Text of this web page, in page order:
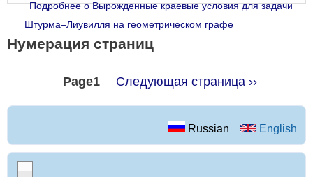
Подробнеео Вырожденные краевые условия для задачи
Штурма–Лиувилля на геометрическом графе
Нумерация страниц
Page1 Следующая страница ››
Russian English